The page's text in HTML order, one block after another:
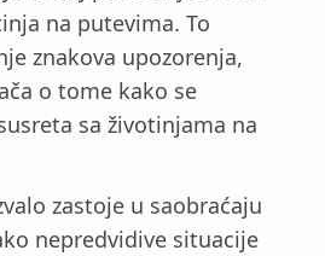
na putevima. To
znakova upozorenja,
o tome kako se
sa životinjama na
zastoje u saobraćaju
nepredvidive situacije